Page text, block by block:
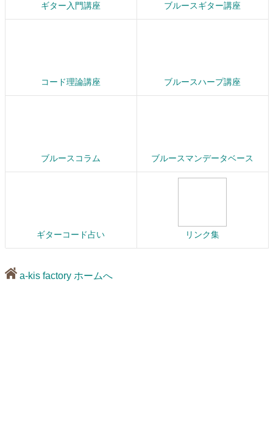
ギター入門講座 ブルースギター講座
コード理論講座 ブルースハープ講座
ブルースコラム ブルースマンデータベース
ギターコード占い リンク集
a-kis factory ホームへ